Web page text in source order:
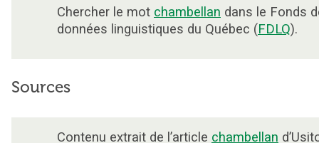
Chercher le mot chambellan dans le Fonds
données linguistiques du Québec (FDLQ).
Sources
Contenu extrait de l’article chambellan